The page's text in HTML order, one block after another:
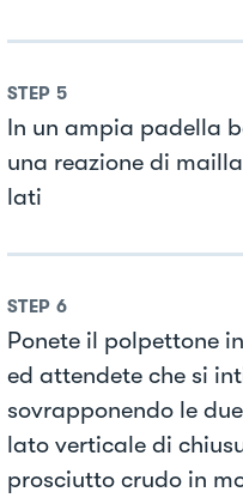
STEP 5
In un ampia padella
una reazione di
lati
STEP 6
Ponete il polpettone
ed attendete che si
sovrapponendo le
lato verticale di
prosciutto crudo in